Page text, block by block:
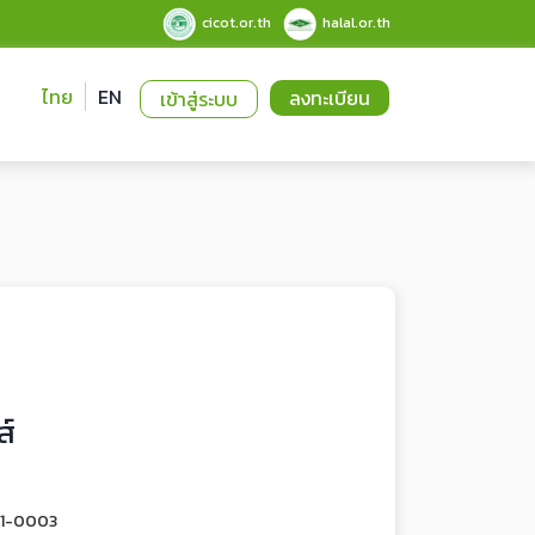
cicot.or.th halal.or.th
เข้าสู่ระบบ ลงทะเบียน
ไทย EN
0003